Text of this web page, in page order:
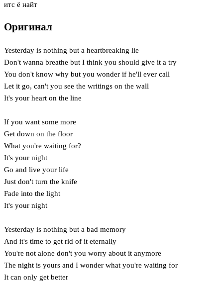
итс ё найт
Оригинал
Yesterday is nothing but a heartbreaking lie
Don't wanna breathe but I think you should give it a try
You don't know why but you wonder if he'll ever call
Let it go, can't you see the writings on the wall
It's your heart on the line
If you want some more
Get down on the floor
What you're waiting for?
It's your night
Go and live your life
Just don't turn the knife
Fade into the light
It's your night
Yesterday is nothing but a bad memory
And it's time to get rid of it eternally
You're not alone don't you worry about it anymore
The night is yours and I wonder what you're waiting for
It can only get better